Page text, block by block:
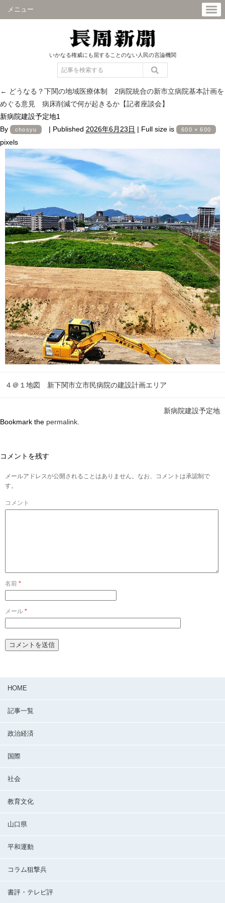
メニュー
いかなる権威にも屈することのない人民の言論機関
← どうなる？下関の地域医療体制 2病院統合の新市立病院基本計画を
めぐる意見 病床削減で何が起きるか【記者座談会】
新病院建設予定地1
By
chosyu | Published 2026年6月23日 | Full size is 600 × 600
pixels
４＠１地図 新下関市立市民病院の建設計画エリア
新病院建設予定地
Bookmark the permalink
コメントを残す
メールアドレスが公開されることはありません。なお、コメントは承認制で
す。
コメント
名前 *
メール *
HOME
記事一覧
政治経済
国際
社会
教育文化
山口県
平和運動
コラム狙撃兵
書評・テレビ評